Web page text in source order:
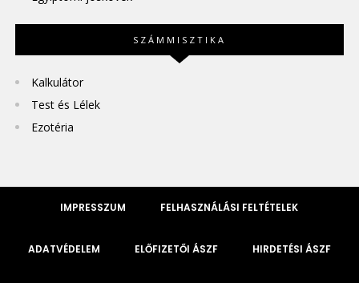
SZÁMMISZTIKA
Kalkulátor
Test és Lélek
Ezotéria
IMPRESSZUM FELHASZNÁLÁSI FELTÉTELEK
ADATVÉDELEM ELŐFIZETŐI ÁSZF HIRDETÉSI ÁSZF